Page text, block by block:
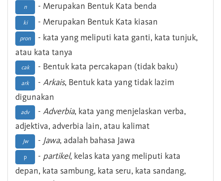
n - Merupakan Bentuk Kata benda
ki - Merupakan Bentuk Kata kiasan
pron
- kata yang meliputi kata ganti, kata tunjuk,
atau kata tanya
cak - Bentuk kata percakapan (tidak baku)
ark - Arkais, Bentuk kata yang tidak lazim
digunakan
adv - Adverbia, kata yang menjelaskan verba,
adjektiva, adverbia lain, atau kalimat
Jw - Jawa, adalah bahasa Jawa
p - partikel, kelas kata yang meliputi kata
depan, kata sambung, kata seru, kata sandang,